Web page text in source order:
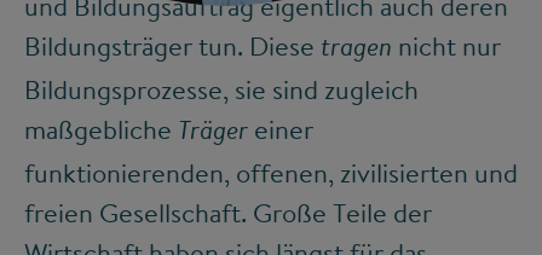
Bildungsträger tun. Diese tragen nicht nur
Bildungsprozesse, sie sind zugleich
maßgebliche Träger einer
funktionierenden, offenen, zivilisierten und
freien Gesellschaft. Große Teile der